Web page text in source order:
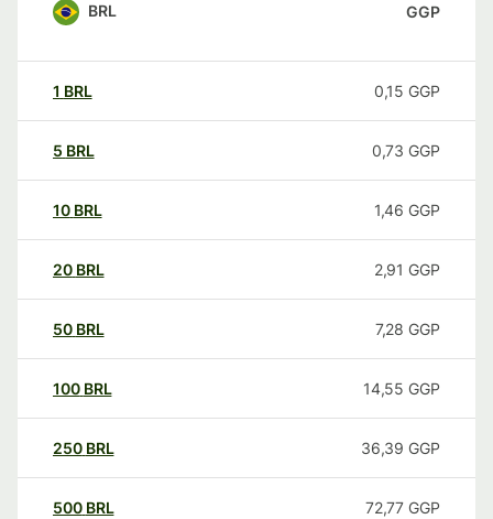
BRL GGP
1 BRL 0,15 GGP
5 BRL 0,73 GGP
10 BRL 1,46 GGP
20 BRL 2,91 GGP
50 BRL 7,28 GGP
100 BRL 14,55 GGP
250 BRL 36,39 GGP
500 BRL 72,77 GGP